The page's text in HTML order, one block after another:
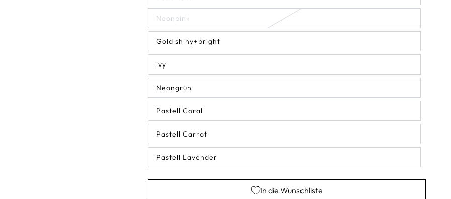
Neonpink
Gold shiny+bright
ivy
Neongrün
Pastell Coral
Pastell Carrot
Pastell Lavender
In die Wunschliste